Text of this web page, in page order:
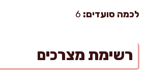
לכמה סועדים:
רשימת מצרכים